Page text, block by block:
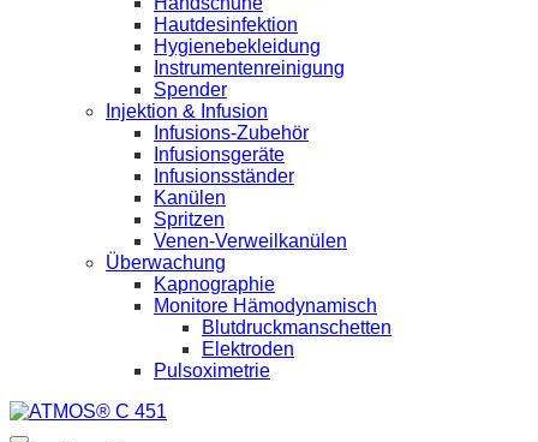
Hautdesinfektion
Hygienebekleidung
Instrumentenreinigung
Spender
Injektion & Infusion
Infusions-Zubehör
Infusionsgeräte
Infusionsständer
Kanülen
Spritzen
Venen-Verweilkanülen
Überwachung
Kapnographie
Monitore Hämodynamisch
Blutdruckmanschetten
Elektroden
Pulsoximetrie